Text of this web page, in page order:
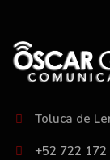
Toluca de
+52 722